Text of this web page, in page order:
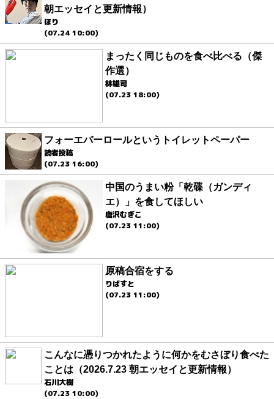
朝エッセイと更新情報）
ほり
(07.24 10:00)
まったく同じものを食べ比べる（傑
作選）
林雄司
(07.23 18:00)
フォーエバーロールというトイレットペーパー
読者投稿
(07.23 16:00)
中国のうまい粉「乾碟（ガンディ
エ）」を食してほしい
唐沢むぎこ
(07.23 11:00)
原稿合宿をする
りばすと
(07.23 11:00)
こんなに憑りつかれたように何かをむさぼり食べた
ことは（2026.7.23 朝エッセイと更新情報）
石川大樹
(07.23 10:00)